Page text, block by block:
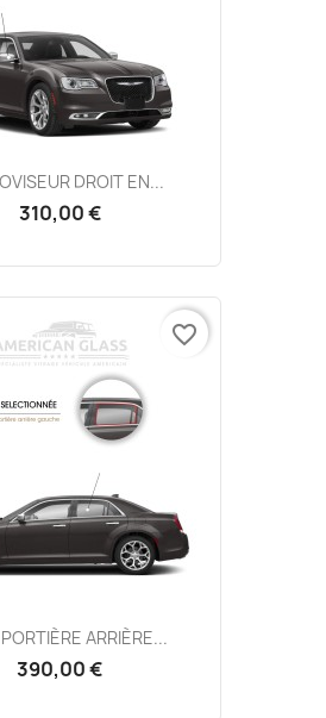
DROIT EN...
310,00 €
ARRIÈRE...
390,00 €
favorite_border